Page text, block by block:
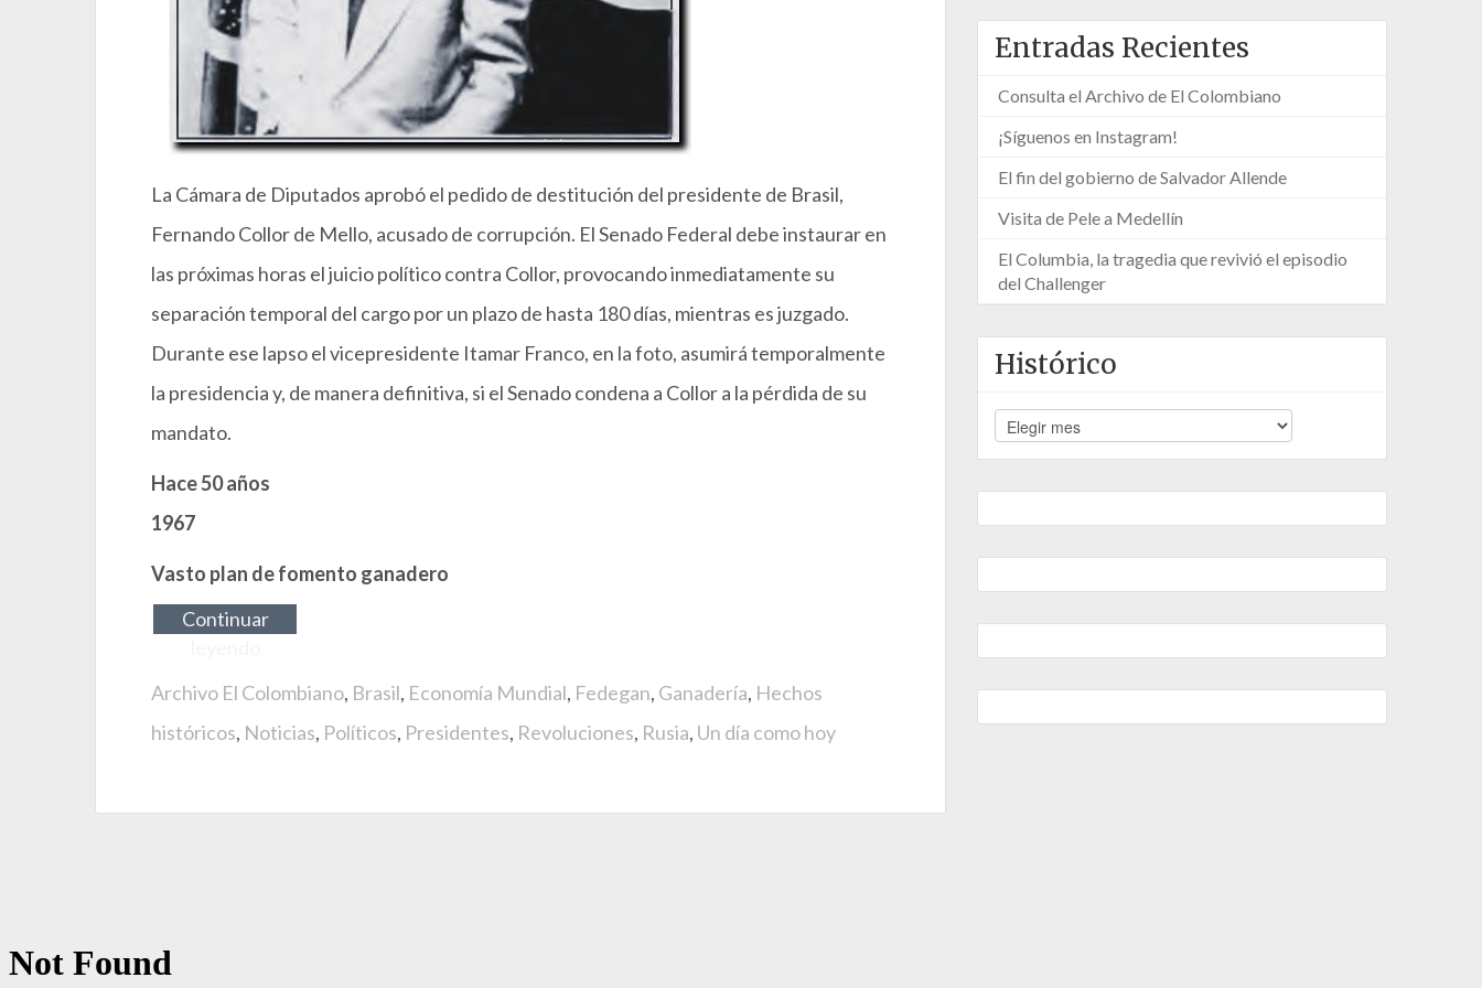
La Cámara de Diputados aprobó el pedido de destitución del presidente de Brasil,
Fernando Collor de Mello, acusado de corrupción. El Senado Federal debe instaurar en
las próximas horas el juicio político contra Collor, provocando inmediatamente su
separación temporal del cargo por un plazo de hasta 180 días, mientras es juzgado.
Durante ese lapso el vicepresidente Itamar Franco, en la foto, asumirá temporalmente
la presidencia y, de manera definitiva, si el Senado condena a Collor a la pérdida de su
mandato.
Hace 50 años
1967
Vasto plan de fomento ganadero
Continuar
Archivo El Colombiano, Brasil, Economía Mundial, Fedegan, Ganadería, Hechos
históricos, Noticias, Políticos, Presidentes, Revoluciones, Rusia, Un día como hoy
Entradas Recientes
Consulta el Archivo de El Colombiano
¡Síguenos en Instagram!
El fin del gobierno de Salvador Allende
Visita de Pele a Medellín
El Columbia, la tragedia que revivió el episodio
del Challenger
Histórico